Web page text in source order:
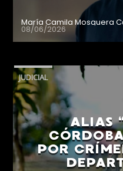
María Camila Mosquera
08/06/2026
JUDICIAL
ALIAS
POR